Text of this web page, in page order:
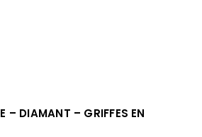
– DIAMANT – GRIFFES EN